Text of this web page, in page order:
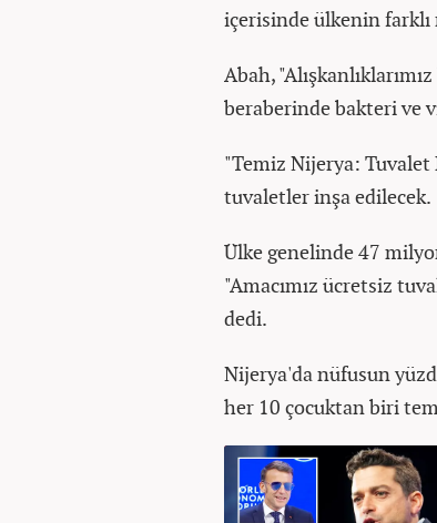
içerisinde ülkenin
Abah,
beraberinde bakteri ve
"Temiz Nijerya: Tuvalet
tuvaletler inşa edilecek.
Ülke genelinde 47
"Amacımız ücretsiz
dedi.
Nijerya'da nüfusun
her 10 çocuktan biri